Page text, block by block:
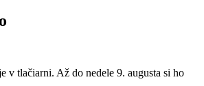
v tlačiarni. Až do nedele 9. augusta si ho